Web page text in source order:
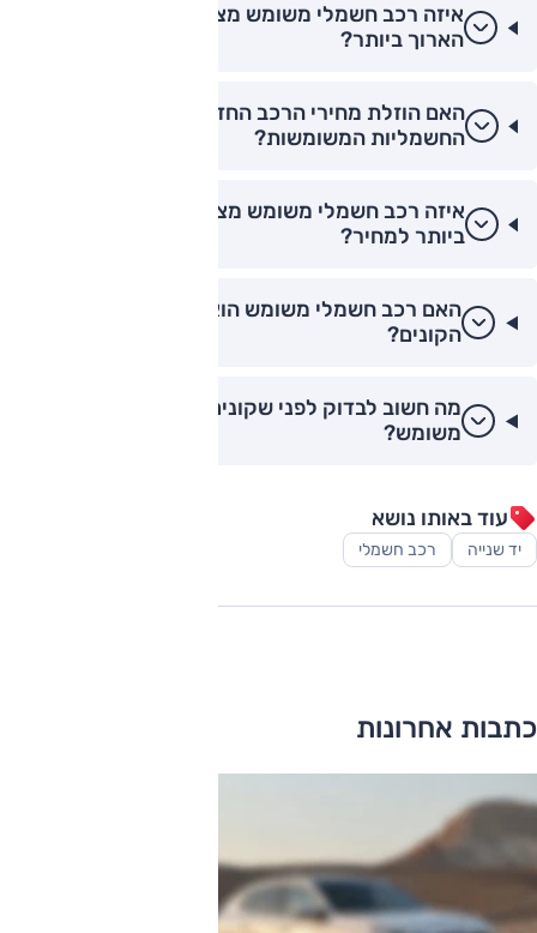
איזה רכב חשמלי משומש מציע את טווח הנסיעה
הארוך ביותר?
האם הוזלת מחירי הרכב החדש פגעה בשוק
החשמליות המשומשות?
איזה רכב חשמלי משומש מציע את התמורה הטובה
ביותר למחיר?
האם רכב חשמלי משומש הוא הזדמנות עבור
הקונים?
מה חשוב לבדוק לפני שקונים רכב חשמלי
משומש?
עוד באותו נושא
יד שנייה רכב חשמלי
כתבות אחרונות